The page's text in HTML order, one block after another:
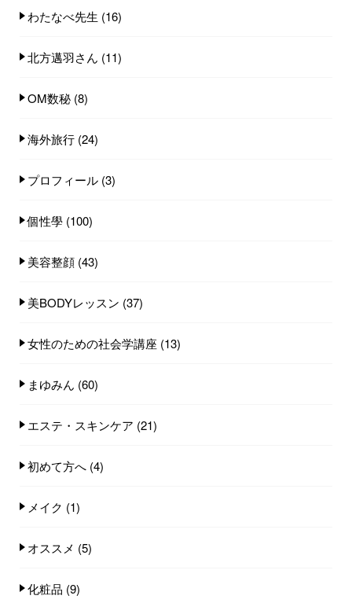
わたなべ先生 (16)
北方邁羽さん (11)
OM数秘 (8)
海外旅行 (24)
プロフィール (3)
個性學 (100)
美容整顔 (43)
美BODYレッスン (37)
女性のための社会学講座 (13)
まゆみん (60)
エステ・スキンケア (21)
初めて方へ (4)
メイク (1)
オススメ (5)
化粧品 (9)